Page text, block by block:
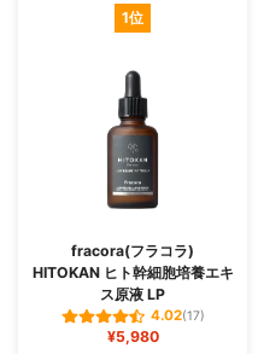
1位
fracora(フラコラ)
HITOKAN ヒト幹細胞培養エキ
ス原液 LP
4.02(17)
¥5,980